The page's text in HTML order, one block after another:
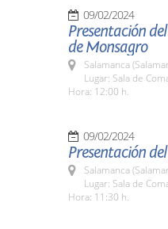
09/02/2024
Presentación
de Monsagro
Salamanca
Lugar: Sala de
Hora: 12:00 h.
09/02/2024
Presentación
Salamanca
Lugar: Sala de
Hora: 11:30 h.